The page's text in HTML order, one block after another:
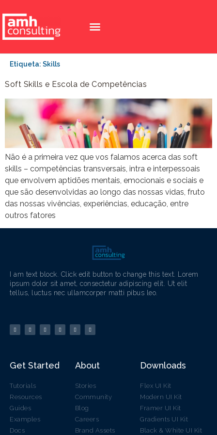
Etiqueta: Skills
Soft Skills e Escola de Competências
Não é a primeira vez que vos falamos acerca das soft
skills – competências transversais, intra e interpessoais
que envolvem aptidões mentais, emocionais e sociais e
que são desenvolvidas ao longo das nossas vidas, fruto
das nossas vivências, experiências, educação, entre
outros fatores
I am text block. Click edit button to change this text. Lorem
ipsum dolor sit amet, consectetur adipiscing elit. Ut elit
tellus, luctus nec ullamcorper matti pibus leo.
Get Started
Tutorials
Resources
Guides
Examples
Docs
About
Stories
Community
Blog
Careers
Brand Assets
Downloads
Flex UI Kit
Modern UI Kit
Framer UI Kit
Gradients UI Kit
Black & White UI Kit